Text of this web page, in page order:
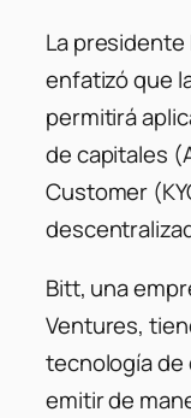
La
enfatizó que
permitirá
de capitales
Customer
Bitt, una
Ventures,
tecnología de
emitir de